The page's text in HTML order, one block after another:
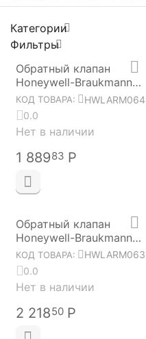
Категории
Фильтры
Обратный клапан
Honeywell-Braukmann
RV284-1/2A HWLARM064
КОД ТОВАРА:
HWLARM064
0.0
Нет в наличии
1 88983 Р
Обратный клапан
Honeywell-Braukmann
RV284-3/4A
HWLARM063
КОД ТОВАРА:
HWLARM063
0.0
Нет в наличии
2 21850 Р